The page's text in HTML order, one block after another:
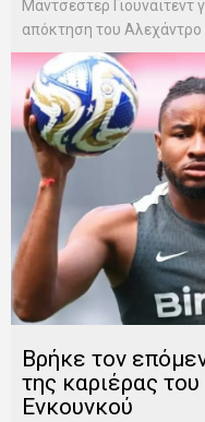
Μάντσεστερ Γιουνάιτεντ
απόκτηση του Αλεχάντρο
Βρήκε τον
της καριέρας του
Ενκουνκού